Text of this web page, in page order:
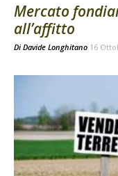
Mercato
all’affitto
Di Davide Longhitano 16